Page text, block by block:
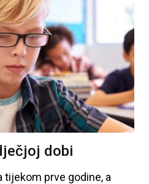
dobi
tijekom prve godine, a